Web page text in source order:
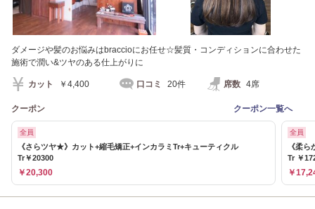
ダメージや髪のお悩みはbraccioにお任せ☆髪質・コンディションに合わせた
施術で潤い&ツヤのある仕上がりに
カット ￥4,400 口コミ 20件 席数 4席
クーポン クーポン一覧へ
全員
《さらツヤ★》カット+縮毛矯正+インカラミTr+キューティクル
Tr￥20300
￥20,300
全員
《柔
Tr ￥
￥